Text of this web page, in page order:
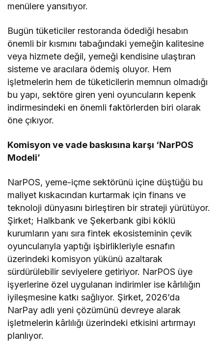
menülere yansıtıyor.
Bugün tüketiciler restoranda ödediği hesabın
önemli bir kısmını tabağındaki yemeğin kalitesine
veya hizmete değil, yemeği kendisine ulaştıran
sisteme ve aracılara ödemiş oluyor. Hem
işletmelerin hem de tüketicilerin memnun olmadığı
bu yapı, sektöre giren yeni oyuncuların kepenk
indirmesindeki en önemli faktörlerden biri olarak
öne çıkıyor.
Komisyon ve vade baskısına karşı ‘NarPOS
Modeli’
NarPOS, yeme-içme sektörünü içine düştüğü bu
maliyet kıskacından kurtarmak için finans ve
teknoloji dünyasını birleştiren bir strateji yürütüyor.
Şirket; Halkbank ve Şekerbank gibi köklü
kurumların yanı sıra fintek ekosisteminin çevik
oyuncularıyla yaptığı işbirlikleriyle esnafın
üzerindeki komisyon yükünü azaltarak
sürdürülebilir seviyelere getiriyor. NarPOS üye
işyerlerine özel uygulanan indirimler ise kârlılığın
iyileşmesine katkı sağlıyor. Şirket, 2026’da
NarPay adlı yeni çözümünü devreye alarak
işletmelerin kârlılığı üzerindeki etkisini artırmayı
planlıyor.